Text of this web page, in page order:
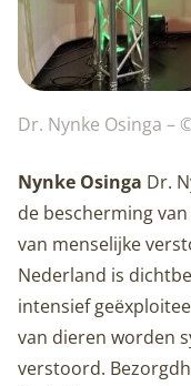
Dr. Nynke Osinga –
Nynke Osinga Dr.
de bescherming
van menselijke
Nederland is
intensief
van dieren worden
verstoord.